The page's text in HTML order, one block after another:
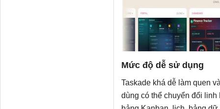
Mức độ dễ sử dụng
Taskade khá dễ làm quen
dùng có thể chuyển đổi